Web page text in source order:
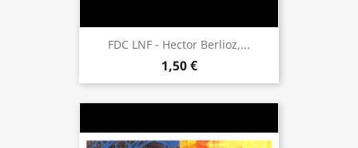
FDC LNF - Hector Berlioz,...
1,50 €